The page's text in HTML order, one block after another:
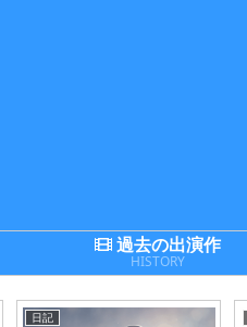
過去の出演作
HISTORY
日記